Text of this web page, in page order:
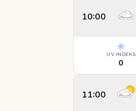
10:00
UV INDEKS
0
11:00